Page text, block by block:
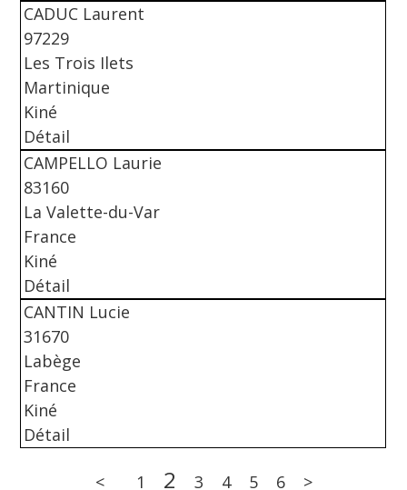
CADUC Laurent
97229
Les Trois Ilets
Martinique
Kiné
Détail
CAMPELLO Laurie
83160
La Valette-du-Var
France
Kiné
Détail
CANTIN Lucie
31670
Labège
France
Kiné
Détail
< 1 2 3 4 5 6 >